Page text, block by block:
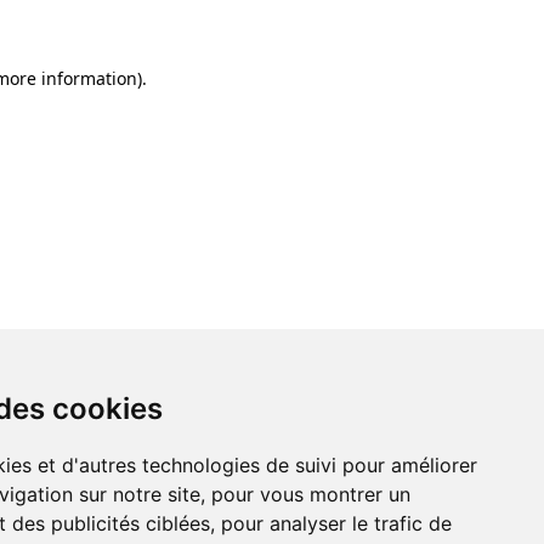
cookies
et d'autres technologies de suivi pour améliorer
sur notre site, pour vous montrer un
des publicités ciblées, pour analyser le trafic de
information).